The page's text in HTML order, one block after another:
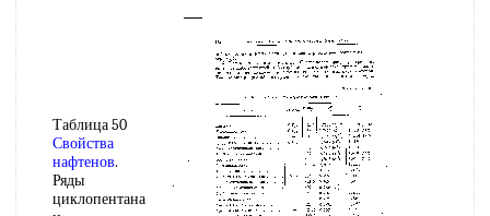
Таблица 50
Свойства
нафтенов.
Ряды
циклопентана